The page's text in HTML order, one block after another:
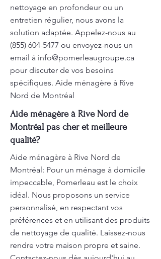
nettoyage en profondeur ou un
entretien régulier, nous avons la
solution adaptée. Appelez-nous au
(855) 604-5477 ou envoyez-nous un
email à info@pomerleaugroupe.ca
pour discuter de vos besoins
spécifiques. Aide ménagère à Rive
Nord de Montréal
Aide ménagère à Rive Nord de
Montréal pas cher et meilleure
qualité?
Aide ménagère à Rive Nord de
Montréal: Pour un ménage à domicile
impeccable, Pomerleau est le choix
idéal. Nous proposons un service
personnalisé, en respectant vos
préférences et en utilisant des produits
de nettoyage de qualité. Laissez-nous
rendre votre maison propre et saine.